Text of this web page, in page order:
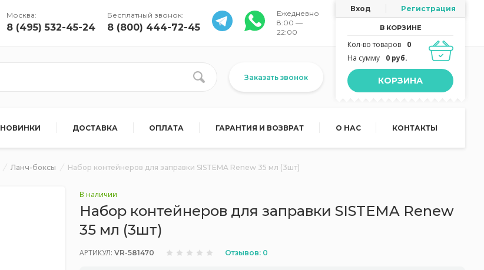
Москва:
8 (495) 532-45-24
Бесплатный звонок:
8 (800) 444-72-45
Ежедневно
8:00 —
22:00
Вход Регистрация
В КОРЗИНЕ
Кол-во товаров
0
На сумму
0 руб.
КОРЗИНА
Заказать звонок
НОВИНКИ ДОСТАВКА ОПЛАТА ГАРАНТИЯ И ВОЗВРАТ О НАС КОНТАКТЫ
Ланч-боксы Набор контейнеров для заправки SISTEMA Renew 35 мл (3шт)
В наличии
Набор контейнеров для заправки SISTEMA Renew
35 мл (3шт)
АРТИКУЛ: VR-581470 Отзывов: 0